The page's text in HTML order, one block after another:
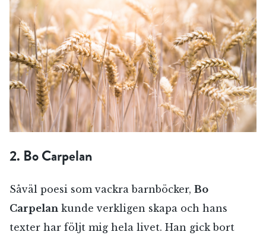
2. Bo Carpelan
Såväl poesi som vackra barnböcker, Bo
Carpelan kunde verkligen skapa och hans
texter har följt mig hela livet. Han gick bort